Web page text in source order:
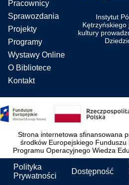
Pracownicy
Sprawozdania
Projekty
Programy
Wystawy Online
O Bibliotece
Kontakt
Instytut
Kętrzyńskiego
kultury
Strona internetowa sfinansowana
środków Europejskiego Funduszu
Programu Operacyjnego Wiedza
Polityka
Prywatności
Dostępność